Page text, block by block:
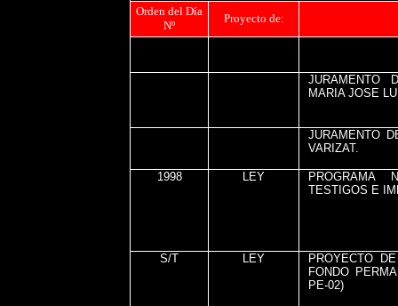
Orden del Día
Nº
Proyecto de:
JURAMENTO
MARIA JOSE
JURAMENTO
VARIZAT.
1998 LEY
PROGRAMA
TESTIGOS E
S/T LEY
PROYECTO
FONDO
PE-02)